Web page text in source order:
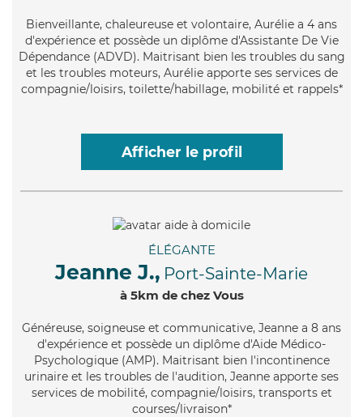
Bienveillante, chaleureuse et volontaire, Aurélie a 4 ans
d'expérience et possède un diplôme d'Assistante De Vie
Dépendance (ADVD). Maitrisant bien les troubles du sang
et les troubles moteurs, Aurélie apporte ses services de
compagnie/loisirs, toilette/habillage, mobilité et rappels*
Afficher le profil
ÉLÉGANTE
Jeanne J., Port-Sainte-Marie
à 5km de chez Vous
Généreuse, soigneuse et communicative, Jeanne a 8 ans
d'expérience et possède un diplôme d'Aide Médico-
Psychologique (AMP). Maitrisant bien l'incontinence
urinaire et les troubles de l'audition, Jeanne apporte ses
services de mobilité, compagnie/loisirs, transports et
courses/livraison*